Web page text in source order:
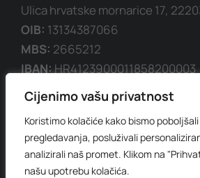
Cijenimo vašu privatnost
Koristimo kolačiće kako bismo
pregledavanja, posluživali
analizirali naš promet. Klikom na
našu upotrebu kolačića.
Ulica hrvatske mornarice 17,
OIB: 13134387066
MBS: 2665212
IBAN:HR4123900011858200003
SWIFT/BIC
: HPBZHR2X